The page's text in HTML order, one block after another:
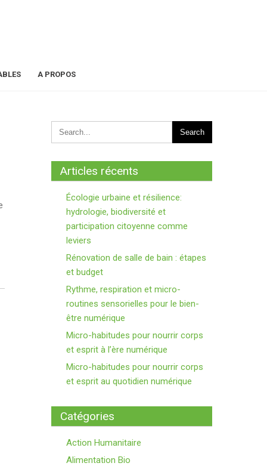
A PROPOS
Articles récents
Écologie urbaine et résilience:
hydrologie, biodiversité et
participation citoyenne comme
leviers
Rénovation de salle de bain : étapes
et budget
Rythme, respiration et micro-
routines sensorielles pour le bien-
être numérique
Micro-habitudes pour nourrir corps
et esprit à l’ère numérique
Micro-habitudes pour nourrir corps
et esprit au quotidien numérique
Catégories
Action Humanitaire
Alimentation Bio